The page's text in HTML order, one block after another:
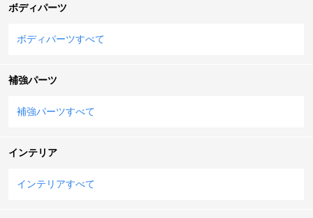
ボディパーツ
ボディパーツすべて
補強パーツ
補強パーツすべて
インテリア
インテリアすべて